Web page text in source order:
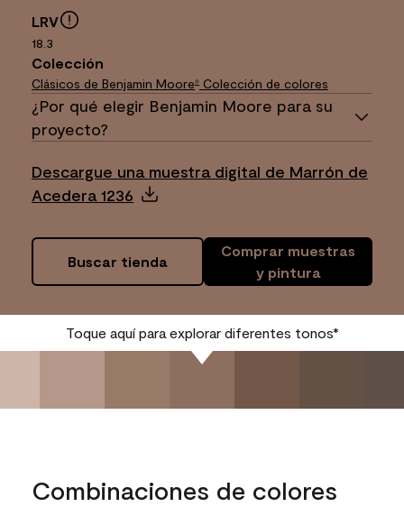
LRV
18.3
Colección
Clásicos de Benjamin Moore® Colección de colores
¿Por qué elegir Benjamin Moore para su
proyecto?
Descargue una muestra digital de Marrón de
Acedera 1236
Buscar tienda
Comprar muestras
y pintura
Toque aquí para explorar diferentes tonos*
Combinaciones de colores